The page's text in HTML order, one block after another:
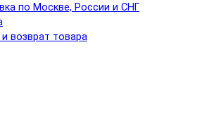
по Москве, России и СНГ
возврат товара